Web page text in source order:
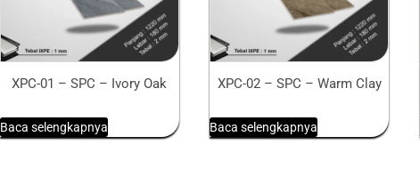
XPC-01 – SPC – Ivory Oak
Baca selengkapnya
XPC-02 – SPC – Warm Clay
Baca selengkapnya